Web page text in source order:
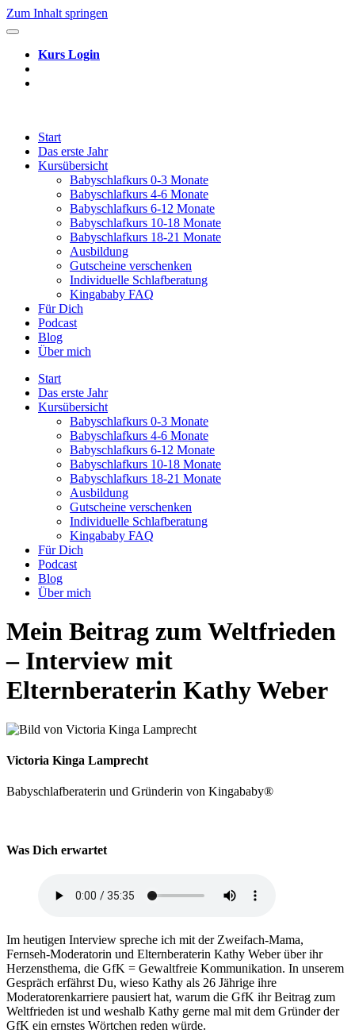
Zum Inhalt springen
Kurs Login
Start
Das erste Jahr
Kursübersicht
Babyschlafkurs 0-3 Monate
Babyschlafkurs 4-6 Monate
Babyschlafkurs 6-12 Monate
Babyschlafkurs 10-18 Monate
Babyschlafkurs 18-21 Monate
Ausbildung
Gutscheine verschenken
Individuelle Schlafberatung
Kingababy FAQ
Für Dich
Podcast
Blog
Über mich
Start
Das erste Jahr
Kursübersicht
Babyschlafkurs 0-3 Monate
Babyschlafkurs 4-6 Monate
Babyschlafkurs 6-12 Monate
Babyschlafkurs 10-18 Monate
Babyschlafkurs 18-21 Monate
Ausbildung
Gutscheine verschenken
Individuelle Schlafberatung
Kingababy FAQ
Für Dich
Podcast
Blog
Über mich
Mein Beitrag zum Weltfrieden
– Interview mit
Elternberaterin Kathy Weber
Victoria Kinga Lamprecht
Babyschlafberaterin und Gründerin von Kingababy®
Was Dich erwartet
Im heutigen Interview spreche ich mit der Zweifach-Mama,
Fernseh-Moderatorin und Elternberaterin Kathy Weber über ihr
Herzensthema, die GfK = Gewaltfreie Kommunikation. In unserem
Gespräch erfährst Du, wieso Kathy als 26 Jährige ihre
Moderatorenkarriere pausiert hat, warum die GfK ihr Beitrag zum
Weltfrieden ist und weshalb Kathy gerne mal mit dem Gründer der
GfK ein ernstes Wörtchen reden würde.